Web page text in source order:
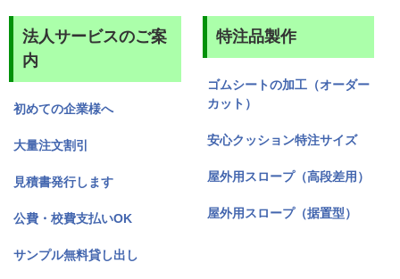
法人サービスのご案
内
初めての企業様へ
大量注文割引
見積書発行します
公費・校費支払いOK
サンプル無料貸し出し
特注品製作
ゴムシートの加工（オーダー
カット）
安心クッション特注サイズ
屋外用スロープ（高段差用）
屋外用スロープ（据置型）